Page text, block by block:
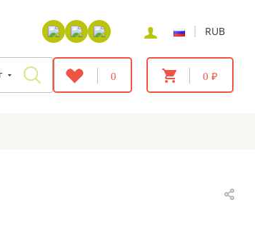
| RUB
0 0 ₽